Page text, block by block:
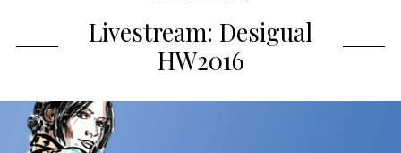
Livestream: Desigual
HW2016